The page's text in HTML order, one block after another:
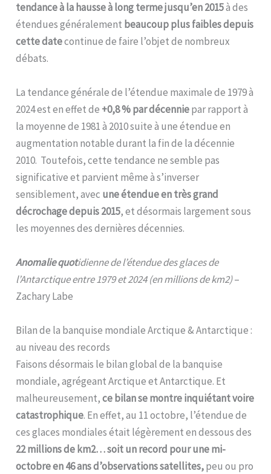
tendance à la hausse à long terme jusqu’en 2015à des
étendues généralement beaucoup plus faibles depuis
cette datecontinue de faire l’objet de nombreux
débats.
La tendance générale de l’étendue maximale de 1979 à
2024 est en effet de +0,8 % par décenniepar rapport à
la moyenne de 1981 à 2010 suite à une étendue en
augmentation notable durant la fin de la décennie
2010. Toutefois, cette tendance ne semble pas
significative et parvient même à s’inverser
sensiblement, avec une étendue en très grand
décrochage depuis 2015, et désormais largement sous
les moyennes des dernières décennies.
Anomaliequotidienne de l’étendue des glaces de
l’Antarctique entre 1979 et 2024 (en millions de km2)–
Zachary Labe
Bilan de la banquise mondiale Arctique & Antarctique :
au niveau des records
Faisons désormais le bilan global de la banquise
mondiale, agrégeant Arctique et Antarctique. Et
malheureusement,ce bilan se montre inquiétant voire
catastrophique. En effet, au 11 octobre, l’étendue de
ces glaces mondiales était légèrement en dessous des
22 millions de km2… soit un record pour une mi-
octobre en 46 ans d’observations satellites,peu ou pro